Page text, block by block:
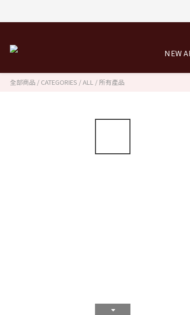
NEW
全部商品 / CATEGORIES /ALL / 所有產品